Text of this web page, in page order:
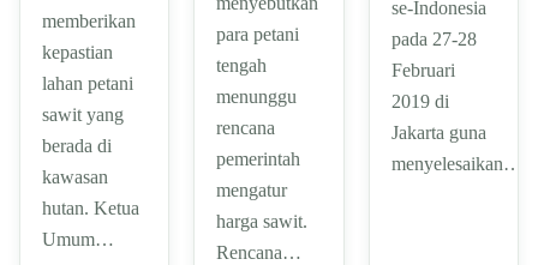
memberikan
kepastian
lahan petani
sawit yang
berada di
kawasan
hutan. Ketua
Umum…
para petani
tengah
menunggu
rencana
pemerintah
mengatur
harga sawit.
Rencana…
se-Indonesia
pada 27-28
Februari
2019 di
Jakarta guna
menyelesaikan…